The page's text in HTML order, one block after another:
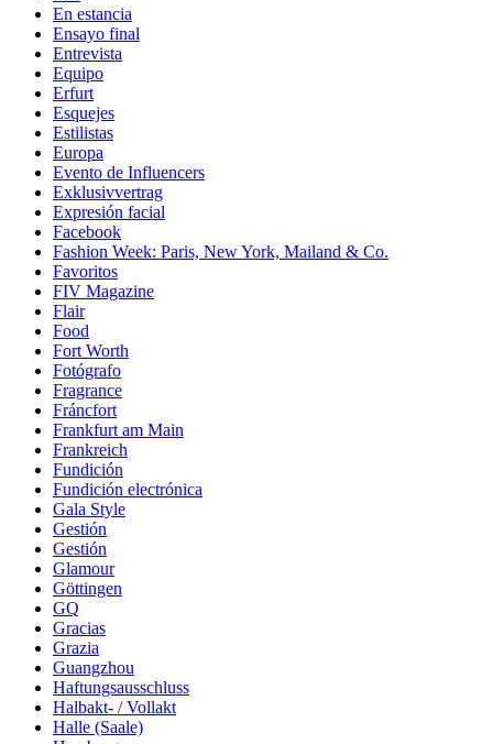
En estancia
Ensayo final
Entrevista
Equipo
Erfurt
Esquejes
Estilistas
Europa
Evento de Influencers
Exklusivvertrag
Expresión facial
Facebook
Fashion Week: Paris, New York, Mailand & Co.
Favoritos
FIV Magazine
Flair
Food
Fort Worth
Fotógrafo
Fragrance
Fráncfort
Frankfurt am Main
Frankreich
Fundición
Fundición electrónica
Gala Style
Gestión
Gestión
Glamour
Göttingen
GQ
Gracias
Grazia
Guangzhou
Haftungsausschluss
Halbakt- / Vollakt
Halle (Saale)